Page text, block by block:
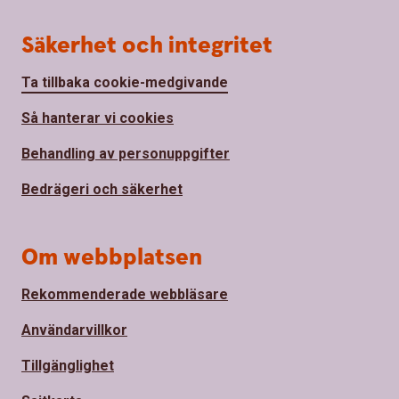
Säkerhet och integritet
Ta tillbaka cookie-medgivande
Så hanterar vi cookies
Behandling av personuppgifter
Bedrägeri och säkerhet
Om webbplatsen
Rekommenderade webbläsare
Användarvillkor
Tillgänglighet